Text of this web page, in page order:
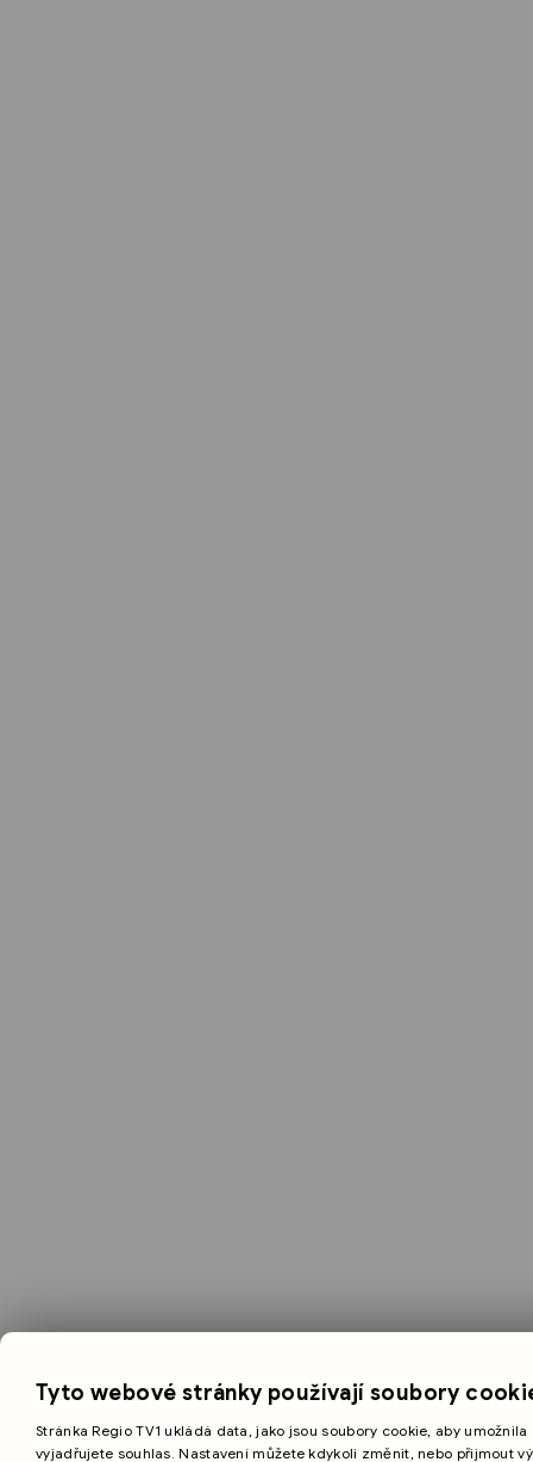
Tyto webové stránky používají soubory
Stránka Regio TV1 ukládá data, jako jsou soubory cookie, aby
vyjadřujete souhlas. Nastavení můžete kdykoli změnit, nebo přijmout